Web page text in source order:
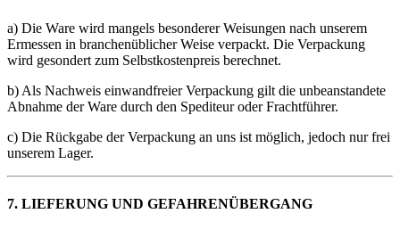
a) Die Ware wird mangels besonderer Weisungen nach unserem
Ermessen in branchenüblicher Weise verpackt. Die Verpackung
wird gesondert zum Selbstkostenpreis berechnet.
b) Als Nachweis einwandfreier Verpackung gilt die unbeanstandete
Abnahme der Ware durch den Spediteur oder Frachtführer.
c) Die Rückgabe der Verpackung an uns ist möglich, jedoch nur frei
unserem Lager.
7. LIEFERUNG UND GEFAHRENÜBERGANG